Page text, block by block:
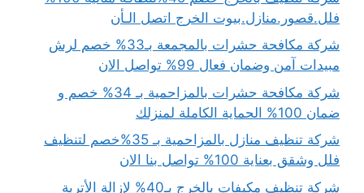
فلل.قصور.منازل.بيوت الخرج اتصل الـأن
شركة مكافحة حشرات بالمجمعة بـ33% خصم لرش
مبيدات آمن وضمان فعال 99% تواصل الان
شركة مكافحة حشرات بالمزاحمية بـ 34% خصم و
ضمان 100% الحماية الكاملة لمنزلك
شركة تنظيف منازل بالمزاحمية بـ 35%خصم لتنظيف
فلل وشقق بعناية 100% تواصل بنا الان
شركة تنظيف مكيفات بالخرج بـ40% لإزالة الأتربة